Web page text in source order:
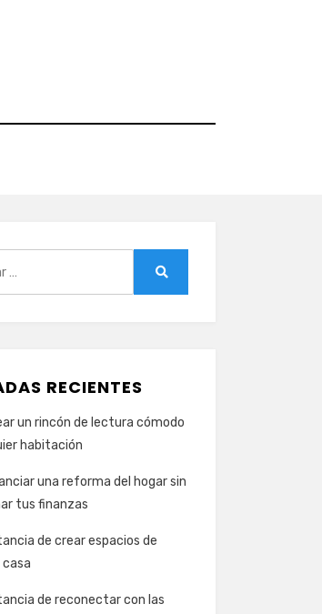
RECIENTES
un rincón de lectura cómodo
habitación
una reforma del hogar sin
tus finanzas
de crear espacios de
de reconectar con las